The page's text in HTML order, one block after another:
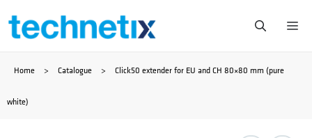
Zum
springen
Home > Catalogue > Click50 extender for EU and CH 80×80 mm (pure
white)